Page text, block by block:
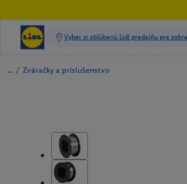
/ Zváračky a príslušenstvo